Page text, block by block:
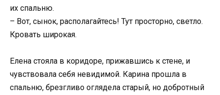
их спальню.
– Вот, сынок, располагайтесь! Тут просторно, светло.
Кровать широкая.
Елена стояла в коридоре, прижавшись к стене, и
чувствовала себя невидимой. Карина прошла в
спальню, брезгливо оглядела старый, но добротный